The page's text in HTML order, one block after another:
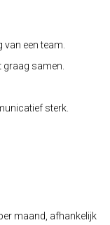
een team.
graag samen.
sterk.
maand, afhankelijk